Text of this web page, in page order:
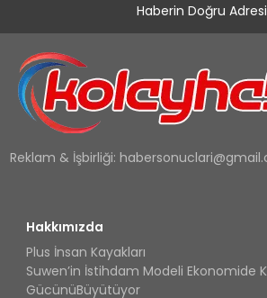
Haberin Doğru Adresi
Reklam & İşbirliği:
Hakkımızda
Plus İnsan Kayakları
Suwen’in İstihdam Modeli Ekonomide
GücünüBüyütüyor